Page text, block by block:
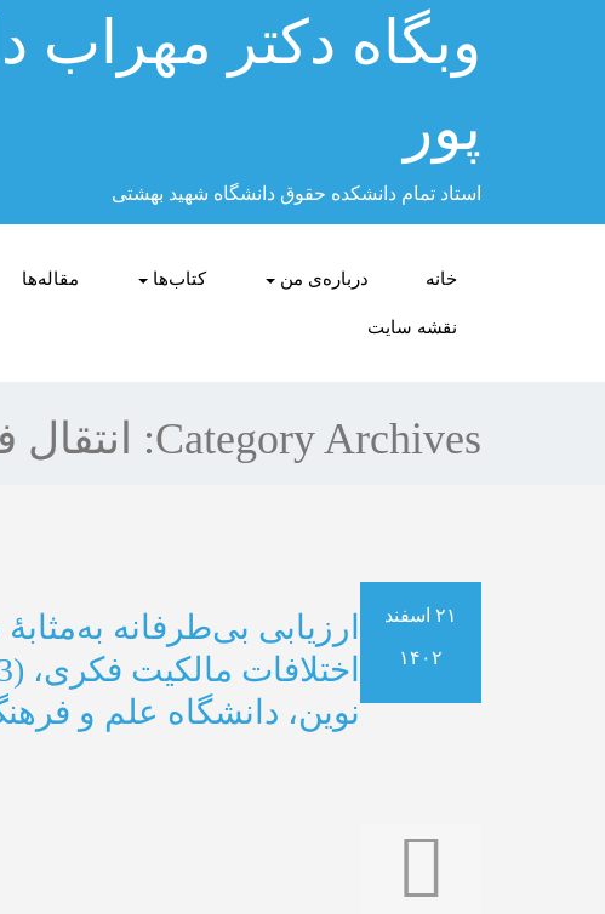
وبگاه دكتر مهراب
پور
استاد تمام دانشکده حقوق دانشگاه شهید بهشتی
خانه درباره‌ی من کتاب‌ها مقاله‌ها
نقشه سایت
Category Archives:
۲۱ اسفند
۱۴۰۲
ارزیابی بی‌طرفانه
نوین، دانشگاه علم و